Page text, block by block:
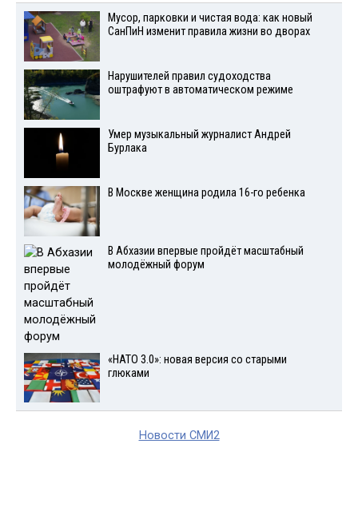
Мусор, парковки и чистая вода: как новый
СанПиН изменит правила жизни во дворах
Нарушителей правил судоходства
оштрафуют в автоматическом режиме
Умер музыкальный журналист Андрей
Бурлака
В Москве женщина родила 16-го ребенка
В Абхазии впервые пройдёт масштабный
молодёжный форум
«НАТО 3.0»: новая версия со старыми
глюками
Новости СМИ2